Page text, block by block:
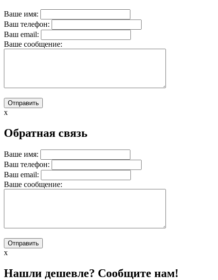
Ваше имя:
Ваш телефон:
Ваш email:
Вашe сообщение:
x
Обратная связь
Ваше имя:
Ваш телефон:
Ваш email:
Вашe сообщение:
x
Нашли дешевле? Сообщите нам!